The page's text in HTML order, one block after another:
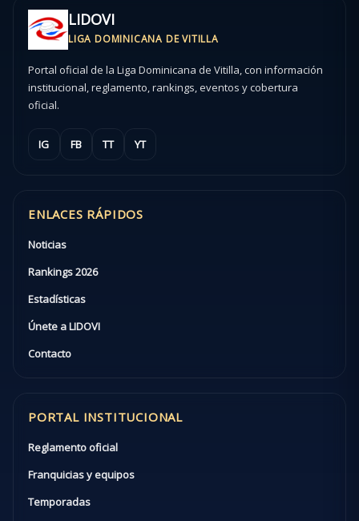
LIDOVI
LIGA DOMINICANA DE VITILLA
Portal oficial de la Liga Dominicana de Vitilla, con información
institucional, reglamento, rankings, eventos y cobertura
oficial.
IG FB TT YT
ENLACES RÁPIDOS
Noticias
Rankings 2026
Estadísticas
Únete a LIDOVI
Contacto
PORTAL INSTITUCIONAL
Reglamento oficial
Franquicias y equipos
Temporadas